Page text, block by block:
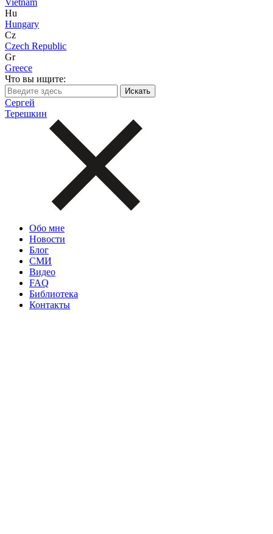
Vietnam
Hu
Hungary
Cz
Czech Republic
Gr
Greece
Что вы ищите:
Сергей
Терешкин
Обо мне
Новости
Блог
СМИ
Видео
FAQ
Библиотека
Контакты